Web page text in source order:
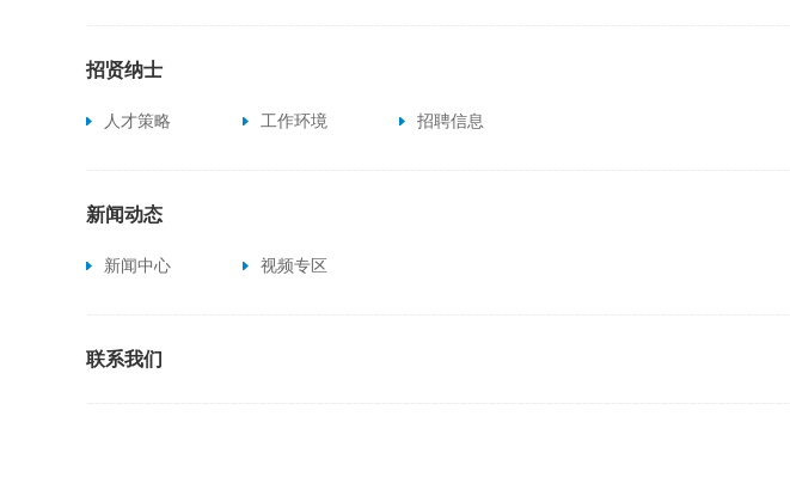
招贤纳士
人才策略 工作环境 招聘信息
新闻动态
新闻中心 视频专区
联系我们